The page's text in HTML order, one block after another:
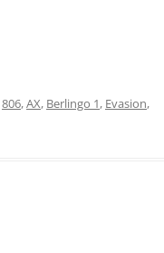
806,AX, Berlingo 1, Evasion,